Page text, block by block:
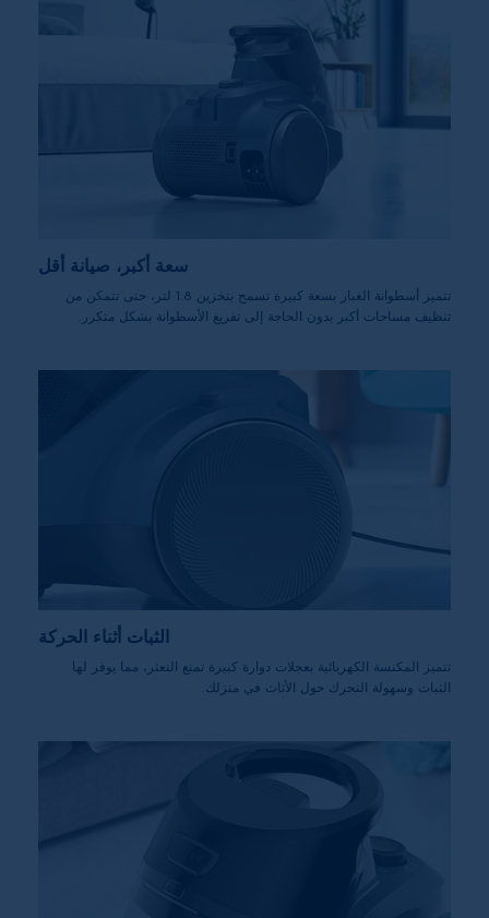
سعة أكبر، صيانة أقل
تتميز أسطوانة الغبار بسعة كبيرة تسمح بتخزين 1.8 لتر، حتى تتمكن من
تنظيف مساحات أكبر بدون الحاجة إلى تفريغ الأسطوانة بشكل متكرر.
الثبات أثناء الحركة
تتميز المكنسة الكهربائية بعجلات دوارة كبيرة تمنع التعثر، مما يوفر لها
الثبات وسهولة التحرك حول الأثاث في منزلك.